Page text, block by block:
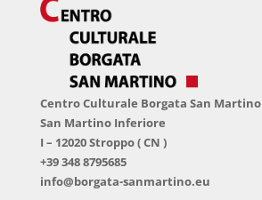
Centro Culturale Borgata San Martino
San Martino Inferiore
I – 12020 Stroppo ( CN )
+39 348 8795685
info@borgata-sanmartino.eu